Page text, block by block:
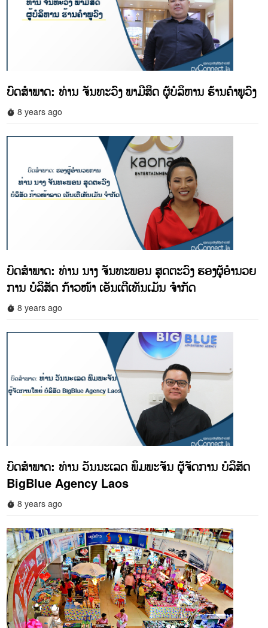
ບົດສໍາພາດ: ທ່ານ ຈັນທະວົງ ພາມີສິດ ຜູ້ບໍລິຫານ ຮ້ານຄໍາພູວົງ
timer 8 years ago
ບົດສໍາພາດ: ທ່ານ ນາງ ຈັນທະພອນ ສຸດຕະວົງ ຮອງຜູ້ອໍານວຍ
ການ ບໍລິສັດ ກ້າວໜ້າ ເອັນເຕີເທັນເມັນ ຈໍາກັດ
timer 8 years ago
ບົດສໍາພາດ:​ ທ່ານ ວັນນະເລດ ພິມພະຈັນ ຜູ້ຈັດການ ບໍລິສັດ
BigBlue Agency Laos
timer 8 years ago